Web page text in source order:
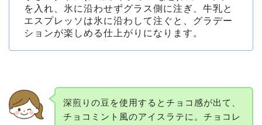
を入れ、氷に沿わせずグラス側に注ぎ、牛乳と
エスプレッソは氷に沿わして注ぐと、グラデー
ションが楽しめる仕上がりになります。
深煎りの豆を使用するとチョコ感が出て、
チョコミント風のアイスラテに。チョコレ
知る・楽しむ